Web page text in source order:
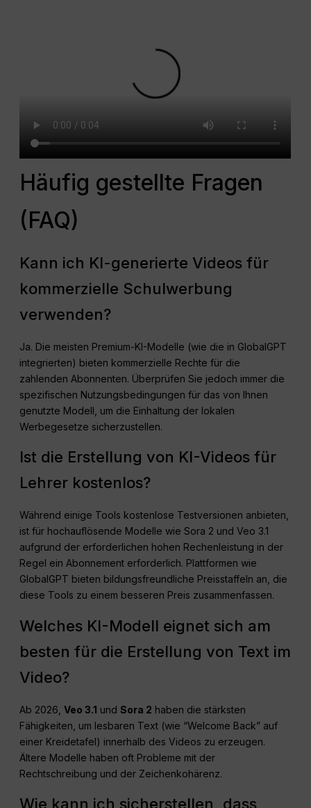
Häufig gestellte Fragen
(FAQ)
Kann ich KI-generierte Videos für
kommerzielle Schulwerbung
verwenden?
Ja. Die meisten Premium-KI-Modelle (wie die in GlobalGPT
integrierten) bieten kommerzielle Rechte für die
zahlenden Abonnenten. Überprüfen Sie jedoch immer die
spezifischen Nutzungsbedingungen für das von Ihnen
genutzte Modell, um die Einhaltung der lokalen
Werbegesetze sicherzustellen.
Ist die Erstellung von KI-Videos für
Lehrer kostenlos?
Während einige Tools kostenlose Testversionen anbieten,
ist für hochauflösende Modelle wie Sora 2 und Veo 3.1
aufgrund der erforderlichen hohen Rechenleistung in der
Regel ein Abonnement erforderlich. Plattformen wie
GlobalGPT bieten bildungsfreundliche Preisstaffeln an, die
diese Tools zu einem besseren Preis zusammenfassen.
Welches KI-Modell eignet sich am
besten für die Erstellung von Text im
Video?
Ab 2026,Veo 3.1 undSora 2 haben die stärksten
Fähigkeiten, um lesbaren Text (wie “Welcome Back” auf
einer Kreidetafel) innerhalb des Videos zu erzeugen.
Ältere Modelle haben oft Probleme mit der
Rechtschreibung und der Zeichenkohärenz.
Wie kann ich sicherstellen, dass